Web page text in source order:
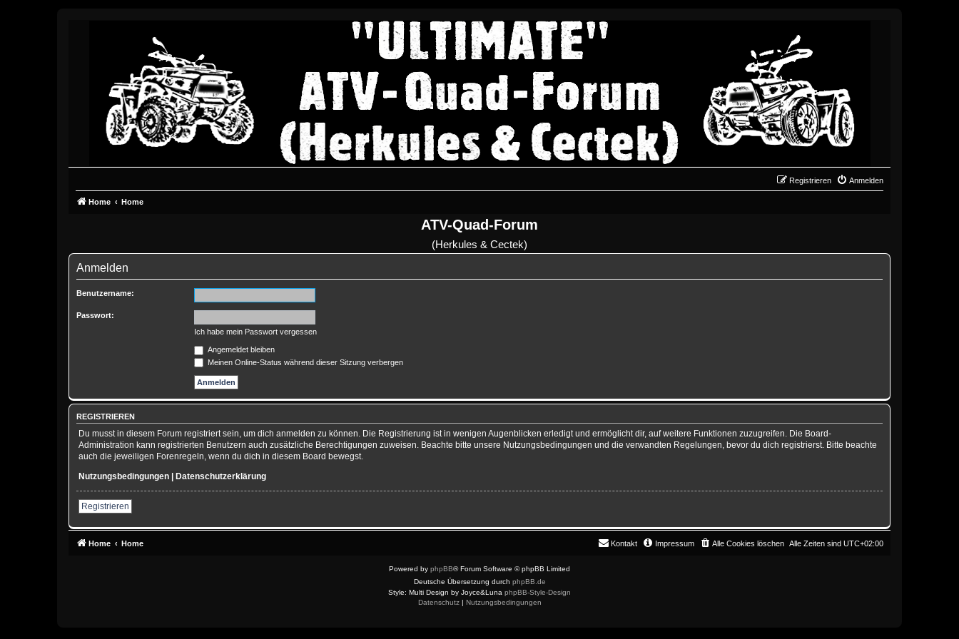
Anmelden
Registrieren
Home Home
ATV-Quad-Forum
(Herkules & Cectek)
Anmelden
Benutzername:
Passwort:
Ich habe mein Passwort vergessen
Angemeldet bleiben
Meinen Online-Status während dieser Sitzung verbergen
REGISTRIEREN
Du musst in diesem Forum registriert sein, um dich anmelden zu können. Die Registrierung ist in wenigen Augenblicken erledigt und ermöglicht dir, auf weitere Funktionen zuzugreifen. Die Board-
Administration kann registrierten Benutzern auch zusätzliche Berechtigungen zuweisen. Beachte bitte unsere Nutzungsbedingungen und die verwandten Regelungen, bevor du dich registrierst. Bitte beachte
auch die jeweiligen Forenregeln, wenn du dich in diesem Board bewegst.
Nutzungsbedingungen | Datenschutzerklärung
Registrieren
Home Home Alle Zeiten sind UTC+02:00
Alle Cookies löschen
Impressum
Kontakt
Powered by phpBB® Forum Software © phpBB Limited
Deutsche Übersetzung durch phpBB.de
Style: Multi Design by Joyce&Luna phpBB-Style-Design
Datenschutz| Nutzungsbedingungen